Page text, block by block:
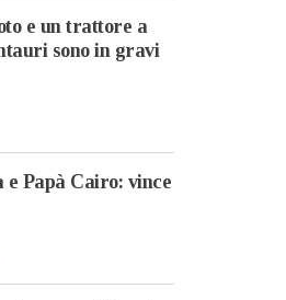
e un trattore a
sono in gravi
Papà Cairo: vince